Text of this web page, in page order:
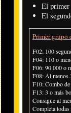
El primer
El
Primer grupo
F02: 100
F04: 110 o
F06: 90.000 o
F08: Al menos
F10: Combo
F13: 3 o más
Consigue al
Completa